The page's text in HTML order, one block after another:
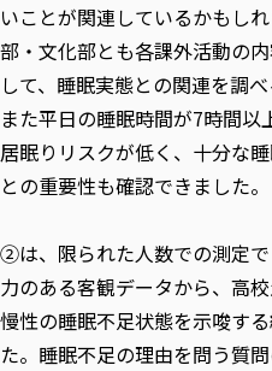
いことが関連しているかもし
部・文化部とも各課外活動の
して、睡眠実態との関連を調べ
また平日の睡眠時間が7時間以
居眠りリスクが低く、十分な
との重要性も確認できました。
②は、限られた人数での測定
力のある客観データから、高
慢性の睡眠不足状態を示唆す
た。睡眠不足の理由を問う質